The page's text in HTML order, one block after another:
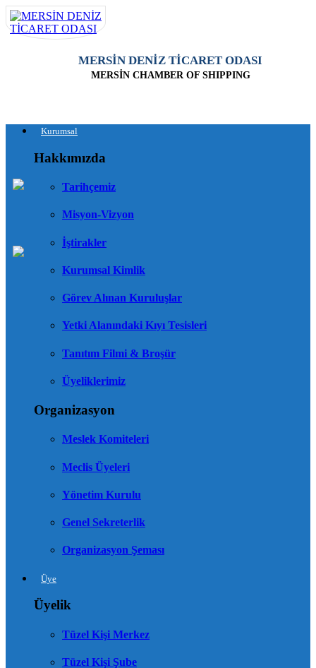
MERSİN DENİZ TİCARET ODASI
MERSİN CHAMBER OF SHIPPING
Kurumsal
Hakkımızda
Tarihçemiz
Misyon-Vizyon
İştirakler
Kurumsal Kimlik
Görev Alınan Kuruluşlar
Yetki Alanındaki Kıyı Tesisleri
Tanıtım Filmi & Broşür
Üyeliklerimiz
Organizasyon
Meslek Komiteleri
Meclis Üyeleri
Yönetim Kurulu
Genel Sekreterlik
Organizasyon Şeması
Üye
Üyelik
Tüzel Kişi Merkez
Tüzel Kişi Şube